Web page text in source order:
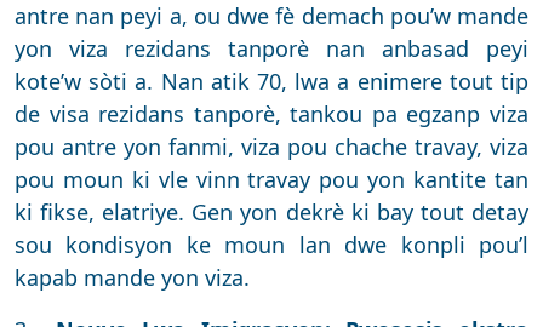
antre nan peyi a, ou dwe fè demach pou’w mande
yon viza rezidans tanporè nan anbasad peyi
kote’w sòti a. Nan atik 70, lwa a enimere tout tip
de visa rezidans tanporè, tankou pa egzanp viza
pou antre yon fanmi, viza pou chache travay, viza
pou moun ki vle vinn travay pou yon kantite tan
ki fikse, elatriye. Gen yon dekrè ki bay tout detay
sou kondisyon ke moun lan dwe konpli pou’l
kapab mande yon viza.